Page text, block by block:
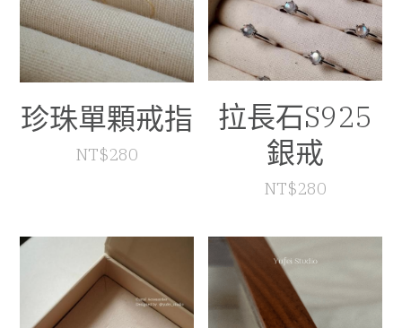
珍珠單顆戒指
NT$280
拉長石S925
銀戒
NT$280